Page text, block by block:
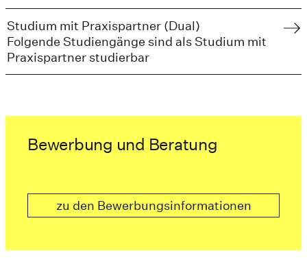
Studium mit Praxis­partner (Dual)
Folgende Studiengänge sind als Studium mit
Praxispartner studierbar
Bewerbung und Beratung
zu den Bewerbungsinformationen